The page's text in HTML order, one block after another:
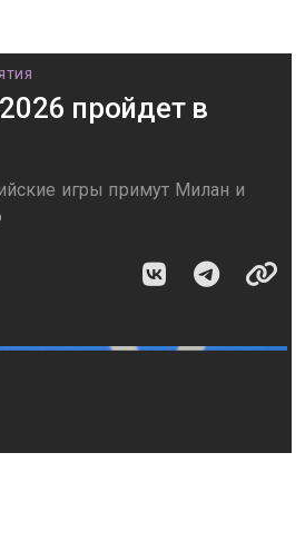
пройдет в
игры примут Милан и